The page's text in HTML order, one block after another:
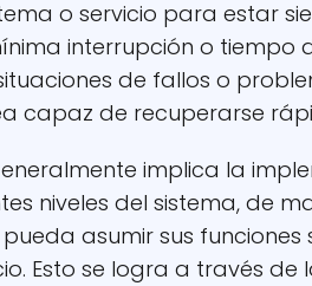
o servicio para estar
interrupción o tiempo
de fallos o
capaz de recuperarse
implica la
niveles del sistema, de
asumir sus funciones
Esto se logra a través de